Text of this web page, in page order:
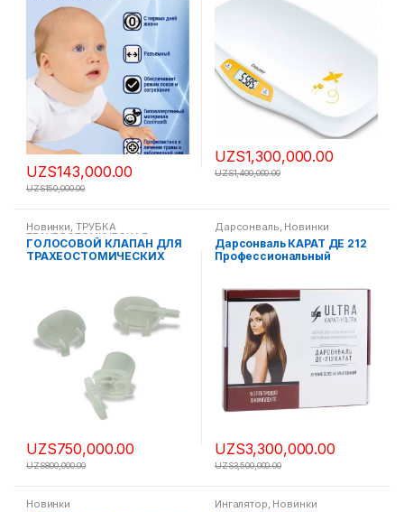
UZS143,000.00
UZS150,000.00
UZS1,300,000.00
UZS1,400,000.00
Новинки, ТРУБКА
ТРАХЕОСТОМИЧЕСКАЯ
СТЕРИЛЬНАЯ С МАНЖЕТОЙ И
БЕЗ МАНЖЕТЫ
ГОЛОСОВОЙ КЛАПАН ДЛЯ
ТРАХЕОСТОМИЧЕСКИХ
UZS750,000.00
UZS800,000.00
Дарсонваль, Новинки
Дарсонваль КАРАТ ДЕ 212
Профессиональный
UZS3,300,000.00
UZS3,500,000.00
Новинки Ингалятор, Новинки